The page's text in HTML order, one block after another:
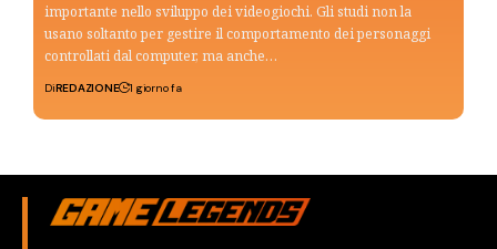
importante nello sviluppo dei videogiochi. Gli studi non la
usano soltanto per gestire il comportamento dei personaggi
controllati dal computer, ma anche…
DiREDAZIONE 1 giorno fa